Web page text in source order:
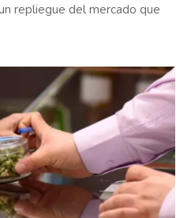
repliegue del mercado que